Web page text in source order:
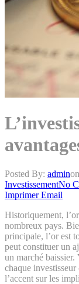
Posted By: admin
InvestissementNo
Imprimer Email
Historiquement,
nombreux pays.
principale, l’or est
peut constituer un
un marché
chaque
l’accent sur les